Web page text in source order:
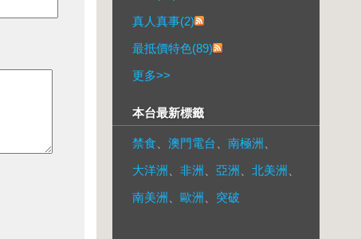
真人真事(2)
最抵價特色(89)
更多>>
本台最新標籤
禁食 澳門電台 南極洲
大洋洲
非洲 亞洲 北美洲
南美洲
歐洲 突破